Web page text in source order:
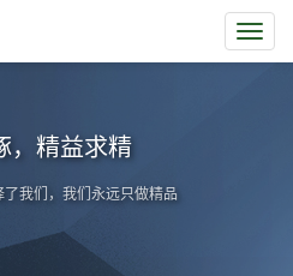
，精益求精
我们，我们永远只做精品